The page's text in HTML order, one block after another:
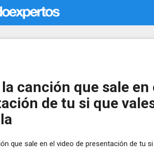
canción que sale en
de tu si que
que sale en el video de presentación de tu